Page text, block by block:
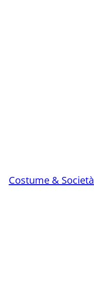
Costume & Società